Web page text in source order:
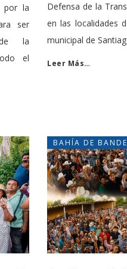
por la
ser
de la
el
Defensa de la
en las localidades
municipal de
Leer Más…
BAHÍA DE